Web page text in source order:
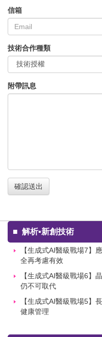
信箱
技術合作種類
附帶訊息
確認送出
■ 解析▪新創技術
【生成式AI醫級戰場7】
全再考慮有效
【生成式AI醫級戰場6】
仍不可取代
【生成式AI醫級戰場5】
健康管理